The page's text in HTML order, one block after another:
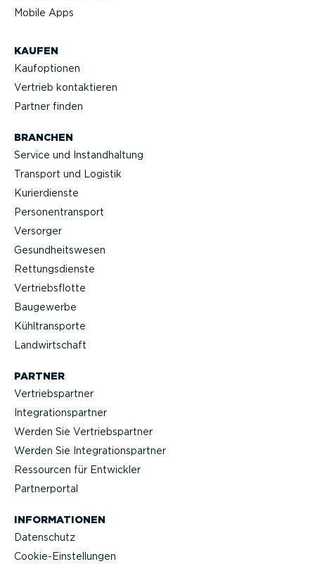
Mobile Apps
KAUFEN
Kaufop­tionen
Vertrieb kontak­tieren
Partner finden
BRANCHEN
Service und Instand­haltung
Transport und Logistik
Kurier­dienste
Perso­nen­transport
Versorger
Gesund­heits­wesen
Rettungs­dienste
Vertriebs­flotte
Baugewerbe
Kühltrans­porte
Landwirt­schaft
PARTNER
Vertriebs­partner
Integra­ti­ons­partner
Werden Sie Vertriebs­partner
Werden Sie Integra­ti­ons­partner
Ressourcen für Entwickler
Partner­portal
INFOR­MA­TIONEN
Datenschutz
Cookie-Ein­stel­lungen